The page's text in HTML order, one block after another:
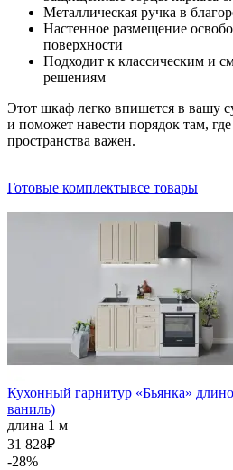
Металлическая ручка в
Настенное размещение
поверхности
Подходит к классическим и
решениям
Этот шкаф легко впишется в вашу
и поможет навести порядок там,
пространства важен.
Готовые комплектывсе товары
Кухонный гарнитур «Бьянка»
ваниль)
длина 1 м
31 828₽
-28%